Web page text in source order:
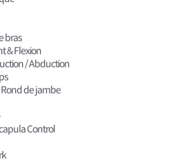
bras
& Flexion
/ Abduction
Rond de jambe
Control